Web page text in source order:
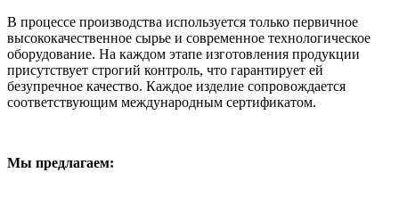
В процессе производства используется только первичное
высококачественное сырье и современное технологическое
оборудование. На каждом этапе изготовления продукции
присутствует строгий контроль, что гарантирует ей
безупречное качество. Каждое изделие сопровождается
соответствующим международным сертификатом.
Мы предлагаем: